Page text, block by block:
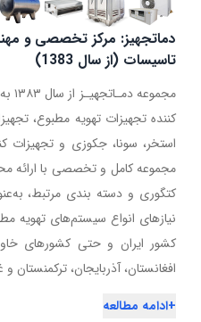
دماتجهیز: مرکز تخصصی و
تاسیسات (از سال 1383)
کننده تجهیزات تهویه مطبوع،
استخر، سونا، جکوزی و تجهیزات
کتگوری و دسته بندی مرتبط،
نیازهای انواع سیستم‌های تهویه
کشور ایران و حتی کشورهای
افغانستان، آذربایجان،
+ادامه مطالعه